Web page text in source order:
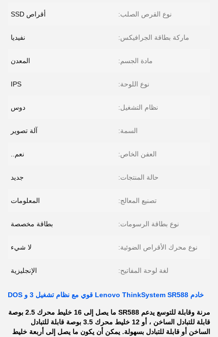
نوع القرص الصلب: أقراص SSD
ماركة بطاقة الجرافيكس: نفيديا
مادة الجسم: المعدن
نوع اللوحة: IPS
نظام التشغيل: دوس
السمة: آلة تصوير
العفن الخاص: نعم..
حالة المنتجات: جديد
تصنيع المعالج: المعلومات
نوع بطاقة الرسومات: بطاقة مخصصة
نوع محرك الأقراص الضوئية: لا شيء
لغة لوحة المفاتيح: الإنجليزية
خادم Lenovo ThinkSystem SR588 قوي مع نظام تشغيل 3 و DOS
مرنة وقابلة للتوسع يدعم SR588 ما يصل إلى 16 خليط محرك 2.5 بوصة
قابلة للتبادل الساخن ، أو 12 خليط محرك 3.5 بوصة قابلة للتبادل
الساخن أو قابلة للتبادل بسهولة. يمكن أن يكون ما يصل إلى أربعة خليط